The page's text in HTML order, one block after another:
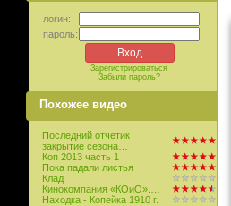
логин:
пароль:
Зарегистрироваться
Забыли пароль?
Похожее видео
Последний отчетик
закрытие сезона…
Коп 2013 часть 1
Пока падали листья
Клад
Кинокомпания «КОиО».…
Находка - Копейка 1910 г.